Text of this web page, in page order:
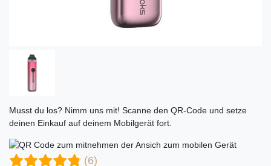
Musst du los? Nimm uns mit! Scanne den QR-Code und setze
deinen Einkauf auf deinem Mobilgerät fort.
(6)